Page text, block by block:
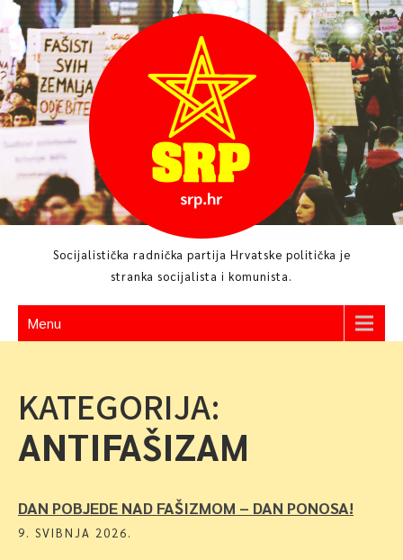
Skip
to
content
Socijalistička radnička partija Hrvatske politička je
stranka socijalista i komunista.
Menu
KATEGORIJA:
ANTIFAŠIZAM
DAN POBJEDE NAD FAŠIZMOM – DAN PONOSA!
9. SVIBNJA 2026.